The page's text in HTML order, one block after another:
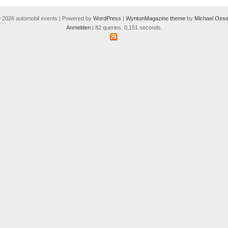
2026 automobil events | Powered by WordPress | WyntonMagazine theme by Michael
Anmelden| 82 queries. 0,151 seconds.